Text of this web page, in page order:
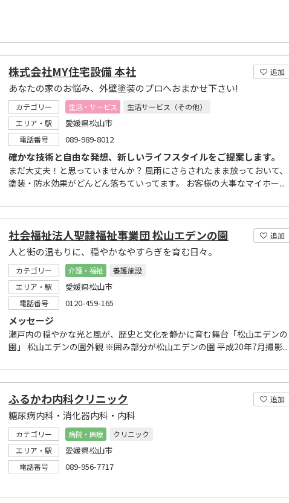
追加
株式会社MY住宅設備 本社
あなたの家のお悩み、外壁塗装のプロへおまかせ下さい!
カテゴリー 生活・サービス
生活サービス（その他）
エリア・駅
愛媛県松山市
電話番号 089-989-8012
確かな技術と自由な発想、新しいライフスタイルをご提案します。
まだ大丈夫！と思っていませんか？ 風雨にさらされたまま放っておいて、
塗装・防水効果がどんどん落ちていってます。 お客様の大事なマイホー...
追加
社会福祉法人聖隷福祉事業団 松山エデンの園
人と街の温もりに、穏やかなやすらぎを育む日々。
カテゴリー 介護・福祉
養護施設
エリア・駅
愛媛県松山市
電話番号 0120-459-165
メッセージ
瀬戸内の穏やかな光と風が、歴史と文化を静かに育む舞台「松山エデンの
園」 松山エデンの園外観 ※囲み部分が松山エデンの園 平成20年7月撮影...
追加
ふるかわ内科クリニック
糖尿病内科・消化器内科・内科
カテゴリー 病院・医療
クリニック
エリア・駅
愛媛県松山市
電話番号 089-956-7717